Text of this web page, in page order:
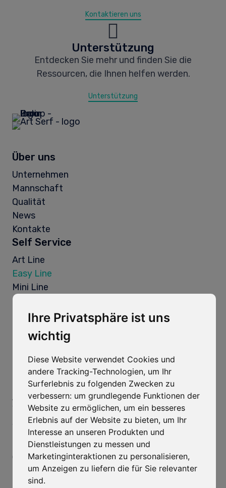
Ihre Privatsphäre ist uns
wichtig
Diese Website verwendet Cookies und
andere Tracking-Technologien, um Ihr
Surferlebnis zu folgenden Zwecken zu
verbessern: um grundlegende Funktionen der
Website zu ermöglichen, um ein besseres
Erlebnis auf der Website zu bieten, um Ihr
Interesse an unseren Produkten und
Dienstleistungen zu messen und
Marketinginteraktionen zu personalisieren,
um Anzeigen zu liefern die für Sie relevanter
sind.
Kontaktieren uns
Unterstützung
Entdecken Sie mehr und finden Sie die
Ressourcen, die Ihnen helfen werden.
Unterstützung
Über uns
Unternehmen
Mannschaft
Qualität
News
Kontakte
Self Service
Art Line
Easy Line
Mini Line
Free Flow
Pluri
Take ‘N’ Go
Grab ‘N’ Go
Kit Bar
ART SERF Spa
Via Cal Longa, 15/B
31028 Vazzola TV
Italien
Tel. +39 0438 442211
Fax +39 0438 442212
Mail:info@artserf.com
Öffnungszeit
Bürozeiten:
Mo.–Fr.: 8:00–12:00 Uhr / 13:30–17:30 Uhr